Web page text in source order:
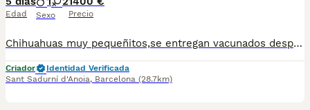
Edad Sexo Precio
Chihuahuas muy pequeñitos,se entregan vacunados desparasitados y con el chip.Para más información escribir o llamar al 682908382
Criador
Identidad Verificada
Sant Sadurní d'Anoia, Barcelona (28.7km)